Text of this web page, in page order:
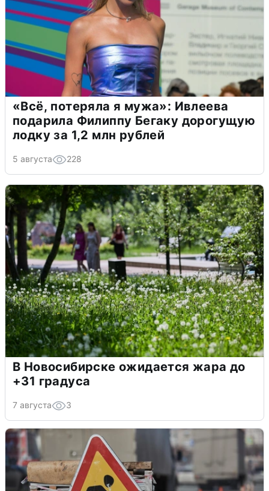
«Всё, потеряла я мужа»: Ивлеева
подарила Филиппу Бегаку дорогущую
лодку за 1,2 млн рублей
5 августа 228
В Новосибирске ожидается жара до
+31 градуса
7 августа 3